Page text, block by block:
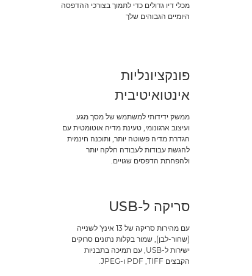
מכלי דיו גדולים כדי לתמוך בצורכי ההדפסה
היומיים הגבוהים שלך
פונקציונליות
אינטואיטיבית
ממשק ידידותי למשתמש של מסך מגע
ועיצוב ארגונומי, טעינת מדיה אוטומטית עם
הגדרת מדיה פשוטה יותר, ותוכנה חינמית
להגשת עבודות לעבודה חלקה יותר
ולהפחתת הדפסים שגויים.
סריקה ל-USB
עם מהירות סריקה של 13 אינץ' לשנייה
(שחור-לבן), שמור בקלות נתונים סרוקים
ישירות ל-USB, עם תמיכה בתבניות
הקבצים TIFF‏, PDF ו-JPEG.